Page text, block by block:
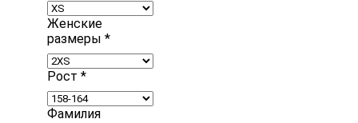
Женские
размеры *
Рост *
Фамилия